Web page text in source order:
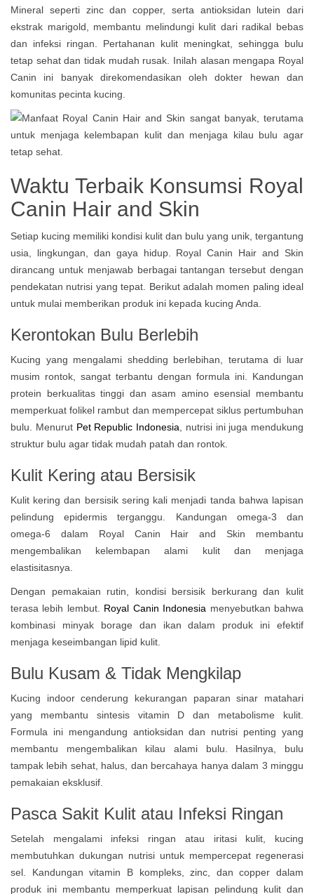
Mineral seperti zinc dan copper, serta antioksidan lutein dari
ekstrak marigold, membantu melindungi kulit dari radikal bebas
dan infeksi ringan. Pertahanan kulit meningkat, sehingga bulu
tetap sehat dan tidak mudah rusak. Inilah alasan mengapa Royal
Canin ini banyak direkomendasikan oleh dokter hewan dan
komunitas pecinta kucing.
Waktu Terbaik Konsumsi Royal
Canin Hair and Skin
Setiap kucing memiliki kondisi kulit dan bulu yang unik, tergantung
usia, lingkungan, dan gaya hidup. Royal Canin Hair and Skin
dirancang untuk menjawab berbagai tantangan tersebut dengan
pendekatan nutrisi yang tepat. Berikut adalah momen paling ideal
untuk mulai memberikan produk ini kepada kucing Anda.
Kerontokan Bulu Berlebih
Kucing yang mengalami shedding berlebihan, terutama di luar
musim rontok, sangat terbantu dengan formula ini. Kandungan
protein berkualitas tinggi dan asam amino esensial membantu
memperkuat folikel rambut dan mempercepat siklus pertumbuhan
bulu. Menurut Pet Republic Indonesia , nutrisi ini juga mendukung
struktur bulu agar tidak mudah patah dan rontok.
Kulit Kering atau Bersisik
Kulit kering dan bersisik sering kali menjadi tanda bahwa lapisan
pelindung epidermis terganggu. Kandungan omega-3 dan
omega-6 dalam Royal Canin Hair and Skin membantu
mengembalikan kelembapan alami kulit dan menjaga
elastisitasnya.
Dengan pemakaian rutin, kondisi bersisik berkurang dan kulit
terasa lebih lembut.
Royal Canin Indonesia menyebutkan bahwa
kombinasi minyak borage dan ikan dalam produk ini efektif
menjaga keseimbangan lipid kulit.
Bulu Kusam & Tidak Mengkilap
Kucing indoor cenderung kekurangan paparan sinar matahari
yang membantu sintesis vitamin D dan metabolisme kulit.
Formula ini mengandung antioksidan dan nutrisi penting yang
membantu mengembalikan kilau alami bulu. Hasilnya, bulu
tampak lebih sehat, halus, dan bercahaya hanya dalam 3 minggu
pemakaian eksklusif.
Pasca Sakit Kulit atau Infeksi Ringan
Setelah mengalami infeksi ringan atau iritasi kulit, kucing
membutuhkan dukungan nutrisi untuk mempercepat regenerasi
sel. Kandungan vitamin B kompleks, zinc, dan copper dalam
produk ini membantu memperkuat lapisan pelindung kulit dan